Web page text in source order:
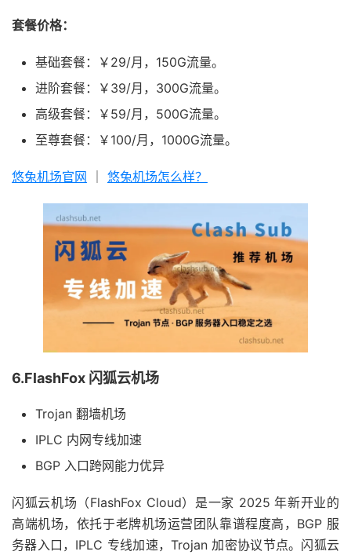
套餐价格：
基础套餐：￥29/月，150G流量。
进阶套餐：￥39/月，300G流量。
高级套餐：￥59/月，500G流量。
至尊套餐：￥100/月，1000G流量。
悠兔机场官网 悠兔机场怎么样？
6.FlashFox 闪狐云机场
Trojan 翻墙机场
IPLC 内网专线加速
BGP 入口跨网能力优异
闪狐云机场（FlashFox Cloud）是一家 2025 年新开业的
高端机场，依托于老牌机场运营团队靠谱程度高，BGP 服
务器入口，IPLC 专线加速，Trojan 加密协议节点。闪狐云